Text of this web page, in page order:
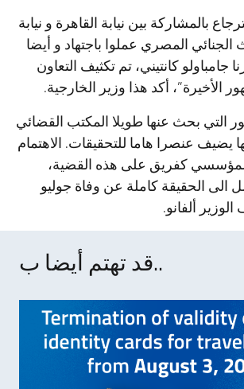
بالمشاركة بين نيابة القاهرة و نيابة
المصري عملوا باجتهاد و أيضا
كانتيني، تم تكثيف التعاون
الأخيرة”، أكد هذا وزير الخارجية.
التي بحث عنها طويلا المكتب القضائي
يضيف عنصرا هاما للتحقيقات. الاهتمام
كفريق على هذه القضية،
الى الحقيقة كاملة عن وفاة جوليو
ألفانو.
قد تهتم أيضا ب..